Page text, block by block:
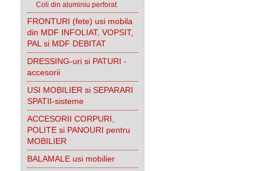
Coli din aluminiu perforat
FRONTURI (fete) usi mobila
din MDF INFOLIAT, VOPSIT,
PAL si MDF DEBITAT
DRESSING-uri si PATURI -
accesorii
USI MOBILIER si SEPARARI
SPATII-sisteme
ACCESORII CORPURI,
POLITE si PANOURI pentru
MOBILIER
BALAMALE usi mobilier